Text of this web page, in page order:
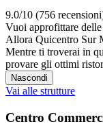
9.0/10 (756
Vuoi approfittare
Allora Quicentro Sur
Mentre ti troverai in
provare gli ottimi
Nascondi
Vai alle strutture
Centro